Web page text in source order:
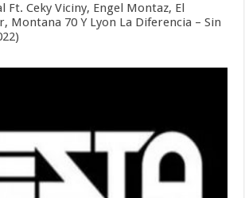
Ft. Ceky Viciny, Engel Montaz, El
Montana 70 Y Lyon La Diferencia – Sin